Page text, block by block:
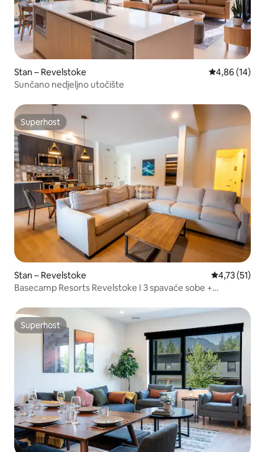
Stan – Revelstoke Prosječna
4,86 (14)
Sunčano nedjeljno utočište
Superhost
Superhost
Stan – Revelstoke Prosječna
4,73 (51)
Basecamp Resorts Revelstoke I 3 spavaće sobe +
Superhost
Superhost